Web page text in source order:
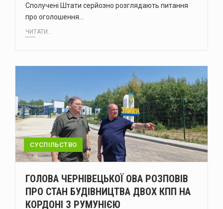
Сполучені Штати серйозно розглядають питання
про оголошення…
ЧИТАТИ...
СУСПІЛЬСТВО
ГОЛОВА ЧЕРНІВЕЦЬКОЇ ОВА РОЗПОВІВ
ПРО СТАН БУДІВНИЦТВА ДВОХ КПП НА
КОРДОНІ З РУМУНІЄЮ